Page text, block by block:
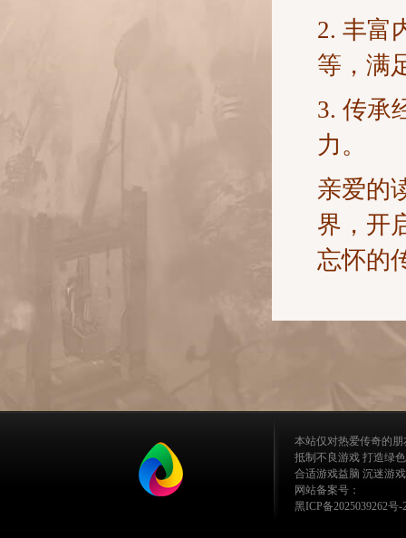
2. 丰富
等，满
3. 传承
力。
亲爱的
界，开
忘怀的
本站仅对热爱传奇的
抵制不良游戏 打造绿
合适游戏益脑 沉迷游
网站备案号：
黑ICP备2025039262号-